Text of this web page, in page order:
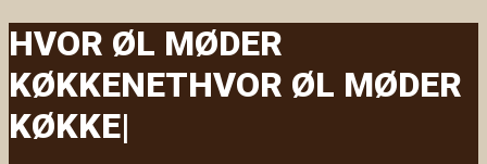
HVOR ØL MØDER
KØKKENETHVOR ØL MØDER
Følg